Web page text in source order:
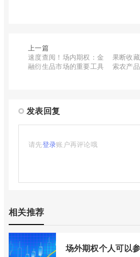
上一篇
速度查阅！场内期权：金
融衍生品市场的重要工具
果断收
索农产
发表回复
请先登录账户再评论哦
相关推荐